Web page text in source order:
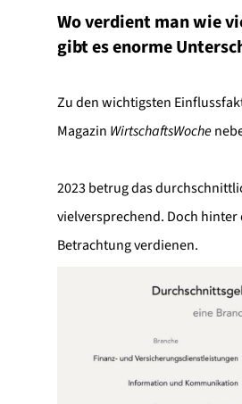
Wo verdient man wie
gibt es enorme
Zu den wichtigsten
Magazin WirtschaftsWoche
2023 betrug das
vielversprechend. Doch
Betrachtung verdienen.